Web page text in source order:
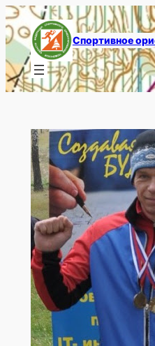
Перейти
к
содержимому
Спортивное